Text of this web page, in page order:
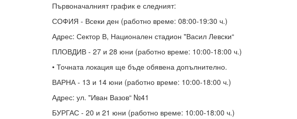
Първоначалният график е следният:
СОФИЯ - Всеки ден (работно време: 08:00-19:30 ч.)
Адрес: Сектор В, Национален стадион "Васил Левски“
ПЛОВДИВ - 27 и 28 юни (работно време: 10:00-18:00 ч.)
• Точната локация ще бъде обявена допълнително.
ВАРНА - 13 и 14 юни (работно време: 10:00-18:00 ч.)
Адрес: ул. "Иван Вазов“ №41
БУРГАС - 20 и 21 юни (работно време: 10:00-18:00 ч.)